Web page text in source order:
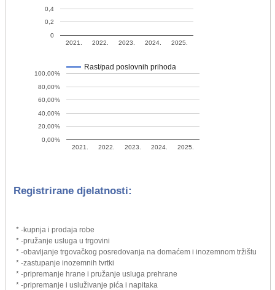
2021. 2022. 2023. 2024. 2025.
0
0,2
0,4
Rast/pad poslovnih prihoda
2021. 2022. 2023. 2024. 2025.
0,00%
20,00%
40,00%
60,00%
80,00%
100,00%
Registrirane djelatnosti:
* -kupnja i prodaja robe
* -pružanje usluga u trgovini
* -obavljanje trgovačkog posredovanja na domaćem i inozemnom tržištu
* -zastupanje inozemnih tvrtki
* -pripremanje hrane i pružanje usluga prehrane
* -pripremanje i usluživanje pića i napitaka